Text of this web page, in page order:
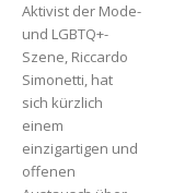
Aktivist der Mode-
und LGBTQ+-
Szene, Riccardo
Simonetti, hat
sich kürzlich
einem
einzigartigen und
offenen